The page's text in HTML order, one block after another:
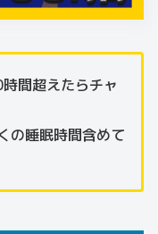
間超えたらチャ
の睡眠時間含めて